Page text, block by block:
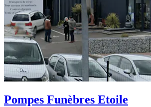
Pompes Funèbres Etoile